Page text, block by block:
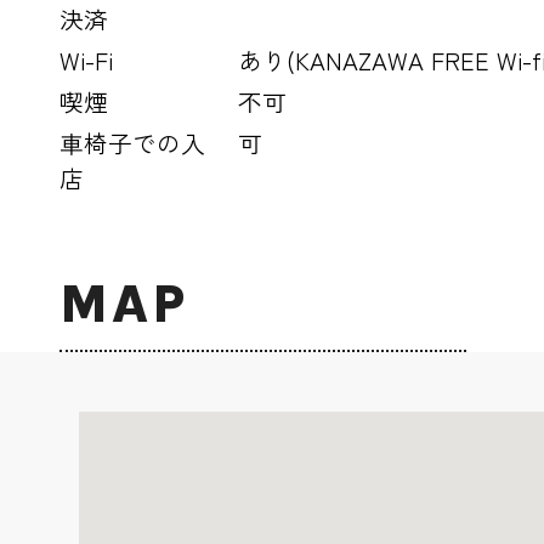
決済
Wi-Fi
あり(KANAZAWA FREE Wi-
喫煙
不可
車椅子での入
店
可
MAP